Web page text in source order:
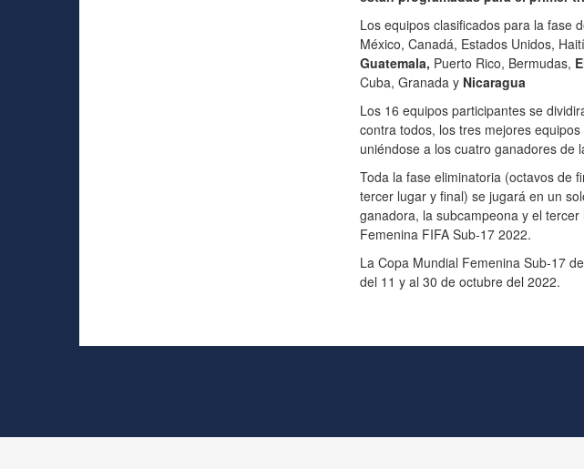
Los equipos clasificados para la fase
México, Canadá, Estados Unidos,
Guatemala, Puerto Rico, Bermudas,
Cuba, Granada y Nicaragua
Los 16 equipos participantes se
contra todos, los tres mejores
uniéndose a los cuatro ganadores de
Toda la fase eliminatoria (octavos de
tercer lugar y final) se jugará en un
ganadora, la subcampeona y el
Femenina FIFA Sub-17 2022.
La Copa Mundial Femenina Sub-17
del 11 y al 30 de octubre del 2022.